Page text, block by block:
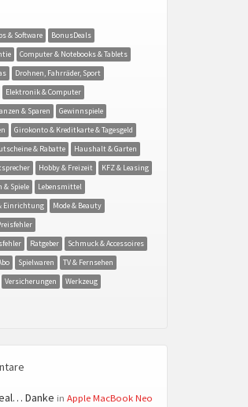
& Software
BonusDeals
Computer & Notebooks & Tablets
Drohnen, Fahrräder, Sport
Elektronik & Computer
& Sparen
Gewinnspiele
Girokonto & Kreditkarte & Tagesgeld
& Rabatte
Haushalt & Garten
Hobby & Freizeit
KFZ & Leasing
& Spiele
Lebensmittel
Einrichtung
Mode & Beauty
Ratgeber
Schmuck & Accessoires
Spielwaren
TV & Fernsehen
Versicherungen
Werkzeug
Danke in Apple MacBook Neo